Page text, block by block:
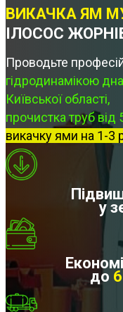
ВИКАЧКА ЯМ
ІЛОСОС
Проводьте
гідродинамікою
Київської області,
прочистка труб
викачку ями на 1-3
у
до